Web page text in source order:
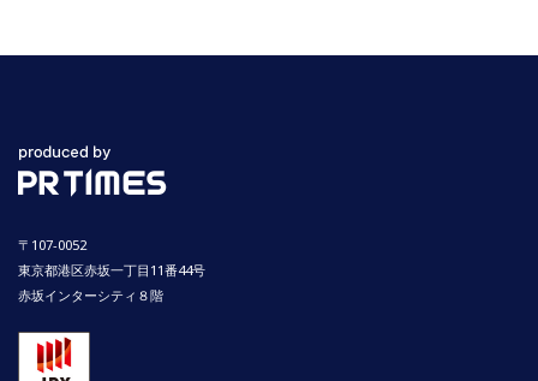
〒107-0052
東京都港区赤坂一丁目11番44号
赤坂インターシティ８階